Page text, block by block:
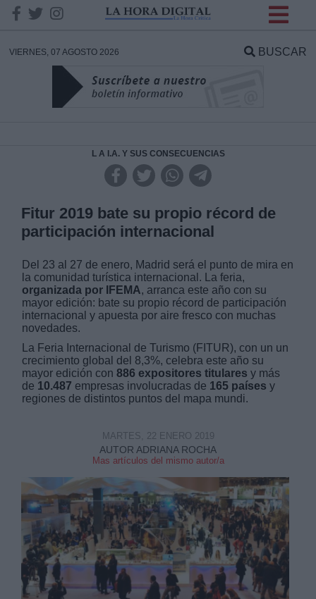
VIERNES, 07 AGOSTO 2026 BUSCAR
L A I.A. Y SUS CONSECUENCIAS
Fitur 2019 bate su propio récord de
participación internacional
Del 23 al 27 de enero, Madrid será el punto de mira en
la comunidad turística internacional. La feria,
organizada por IFEMA, arranca este año con su
mayor edición: bate su propio récord de participación
internacional y apuesta por aire fresco con muchas
novedades.
La Feria Internacional de Turismo (FITUR), con un un
crecimiento global del 8,3%, celebra este año su
mayor edición con 886 expositores titulares y más
de 10.487 empresas involucradas de 165 países y
regiones de distintos puntos del mapa mundi.
AUTOR ADRIANA ROCHA
Mas artículos del mismo autor/a
MARTES, 22 ENERO 2019
DATOS
Responsable:
Destinatarios:
link
link